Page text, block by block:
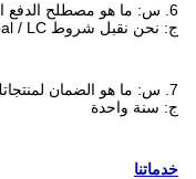
6. س: ما هو مصطلح الدفع المعتاد لأوامر؟
ج: نحن نقبل شروط T / T / Westunion / Paypal / LC / بطاقة الائتمان
7. س: ما هو الضمان لمنتجاتك؟
ج: سنة واحدة
خدماتنا